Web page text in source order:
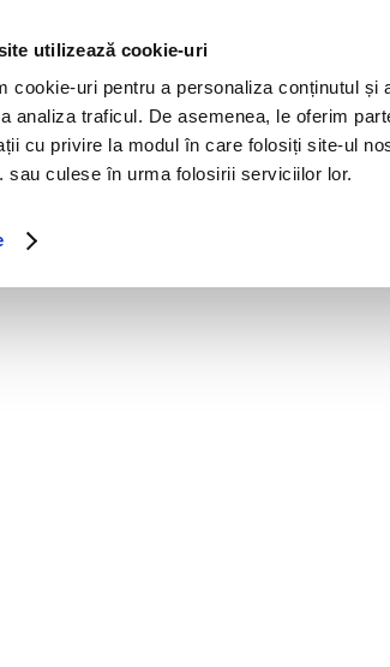
utilizează cookie-uri
cookie-uri pentru a personaliza conținutul
analiza traficul. De asemenea, le oferim
cu privire la modul în care folosiți site-ul
sau culese în urma folosirii serviciilor lor.